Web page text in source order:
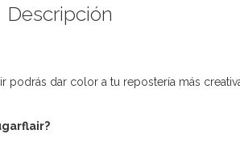
Descripción
podrás dar color a tu repostería más